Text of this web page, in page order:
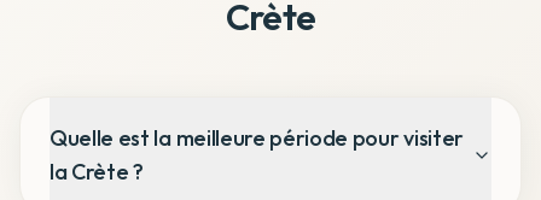
Crète
Quelle est la meilleure période pour visiter
la Crète ?